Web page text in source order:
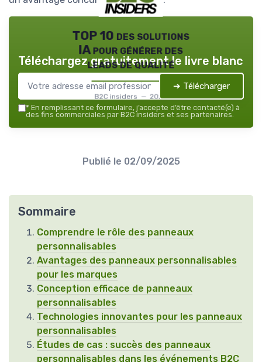
TOP 10 des solutions
IA pour générer des
leads de qualité
B2C insiders — 2026
Téléchargez gratuitement le livre blanc
➔ Télécharger
* En remplissant ce formulaire, j’accepte d’être contacté(e) à
des fins commerciales par B2C insiders et ses partenaires.
Publié le 02/09/2025
Sommaire
Comprendre le rôle des panneaux
personnalisables
Avantages des panneaux personnalisables
pour les marques
Conception efficace de panneaux
personnalisables
Technologies innovantes pour les panneaux
personnalisables
Études de cas : succès des panneaux
personnalisables dans les événements B2C